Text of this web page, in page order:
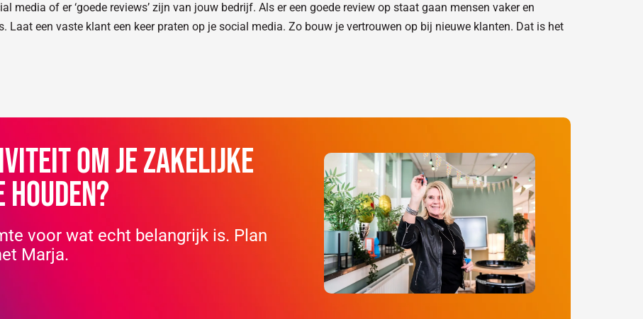
media of er ‘goede reviews’ zijn van jouw bedrijf. Als er een goede review op staat gaan mensen vaker en
Laat een vaste klant een keer praten op je social media. Zo bouw je vertrouwen op bij nieuwe klanten. Dat is het
om je zakelijke
voor wat echt belangrijk is. Plan
Marja.